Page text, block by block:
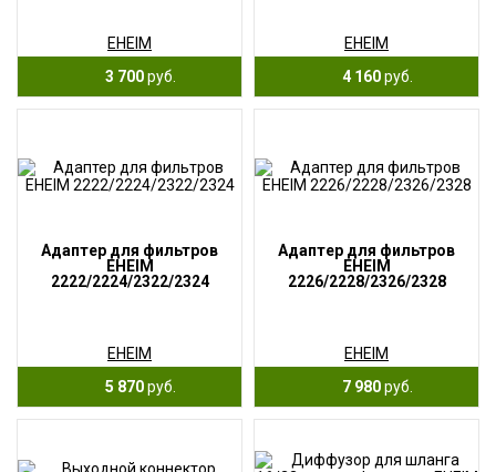
EHEIM
3 700руб.
EHEIM
4 160руб.
Адаптер для фильтров
EHEIM
2222/2224/2322/2324
EHEIM
5 870руб.
Адаптер для фильтров
EHEIM
2226/2228/2326/2328
EHEIM
7 980руб.